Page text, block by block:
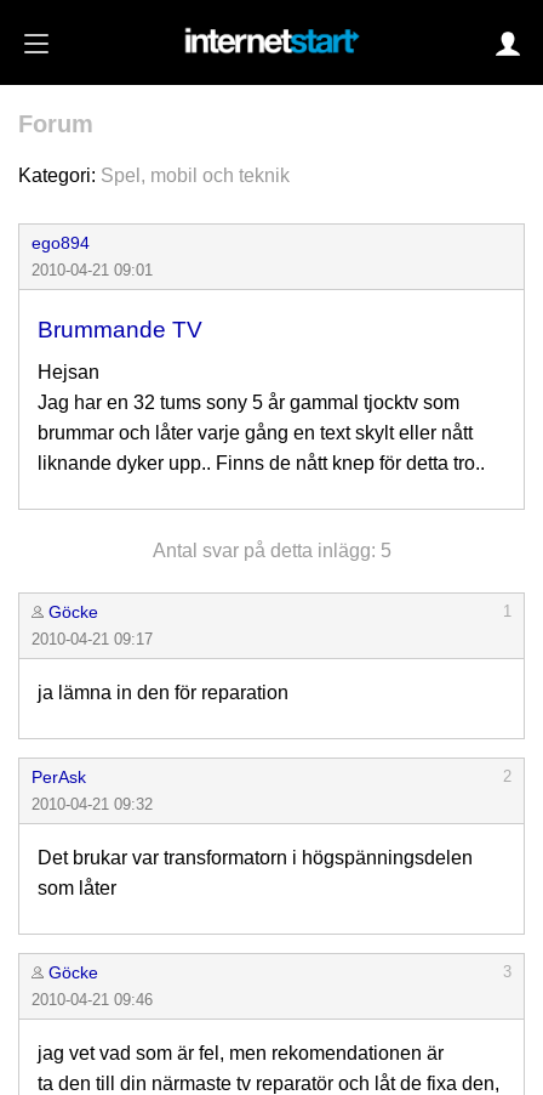
Forum
Kategori: Spel, mobil och teknik
ego894
2010-04-21 09:01
Brummande TV
Hejsan
Jag har en 32 tums sony 5 år gammal tjocktv som
brummar och låter varje gång en text skylt eller nått
liknande dyker upp.. Finns de nått knep för detta tro..
Antal svar på detta inlägg: 5
Göcke
1
2010-04-21 09:17
ja lämna in den för reparation
PerAsk
2
2010-04-21 09:32
Det brukar var transformatorn i högspänningsdelen
som låter
Göcke
3
2010-04-21 09:46
jag vet vad som är fel, men rekomendationen är
ta den till din närmaste tv reparatör och låt de fixa den,